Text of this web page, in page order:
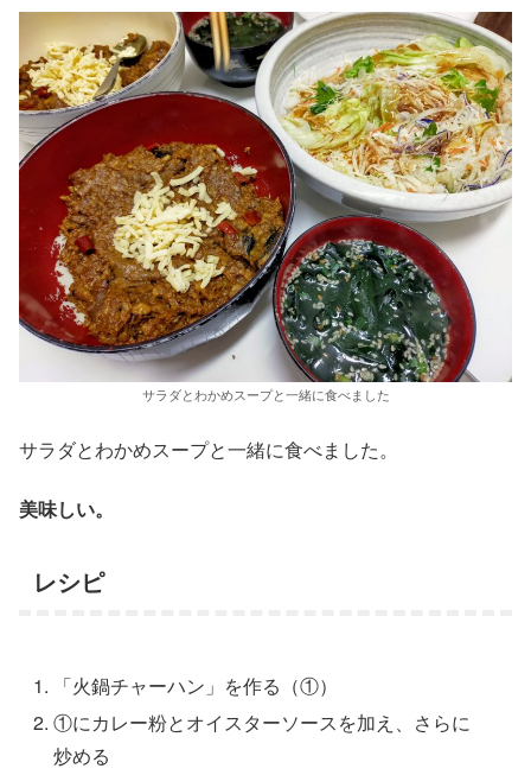
サラダとわかめスープと一緒に食べました
サラダとわかめスープと一緒に食べました。
美味しい。
レシピ
「火鍋チャーハン」を作る（①）
①にカレー粉とオイスターソースを加え、さらに
炒める